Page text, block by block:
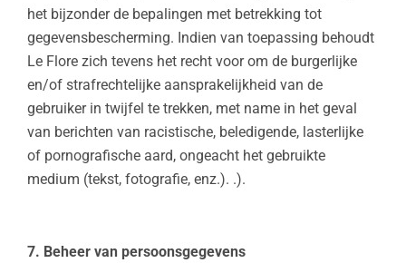
het bijzonder de bepalingen met betrekking tot
gegevensbescherming. Indien van toepassing behoudt
Le Flore zich tevens het recht voor om de burgerlijke
en/of strafrechtelijke aansprakelijkheid van de
gebruiker in twijfel te trekken, met name in het geval
van berichten van racistische, beledigende, lasterlijke
of pornografische aard, ongeacht het gebruikte
medium (tekst, fotografie, enz.). .).
7. Beheer van persoonsgegevens